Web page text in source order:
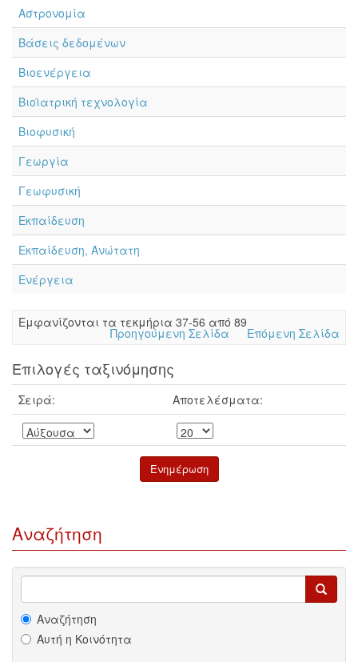
Αστρονομία
Βάσεις δεδομένων
Βιοενέργεια
Βιοϊατρική τεχνολογία
Βιοφυσική
Γεωργία
Γεωφυσική
Εκπαίδευση
Εκπαίδευση, Ανώτατη
Ενέργεια
Eμφανίζονται τα τεκμήρια 37-56 από 89
Προηγούμενη Σελίδα Επόμενη Σελίδα
Επιλογές ταξινόμησης
Σειρά: Αποτελέσματα:
Αναζήτηση
Αναζήτηση
Αυτή η Κοινότητα